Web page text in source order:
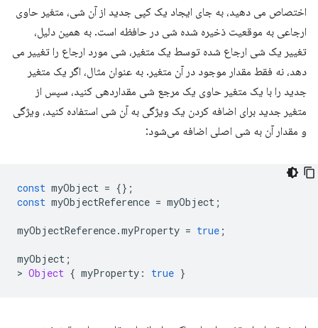
اختصاص می دهید، به جای ایجاد یک کپی جدید از آن شی، متغیر حاوی
ارجاعی به موقعیت ذخیره شده شی در حافظه است. به همین دلیل،
تغییر یک شی ارجاع شده توسط یک متغیر، شی مورد ارجاع را تغییر می
دهد، نه فقط مقدار موجود در آن متغیر. به عنوان مثال، اگر یک متغیر
جدید را با یک متغیر حاوی یک مرجع شی مقداردهی کنید، سپس از
متغیر جدید برای اضافه کردن یک ویژگی به آن شی استفاده کنید، ویژگی
و مقدار آن به شی اصلی اضافه می‌شود:
const myObject = {};
const myObjectReference = myObject ;
myObjectReference.myProperty = true ;
myObject ;
> Object { myProperty : true }